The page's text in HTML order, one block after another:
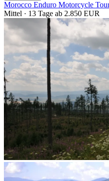
Morocco Enduro Motorcycle
Mittel · 13 Tage ab 2.850 EUR